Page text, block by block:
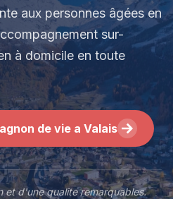
aux personnes âgées en
sur-
à domicile en toute
de vie a Valais
et d'une qualite remarquables.